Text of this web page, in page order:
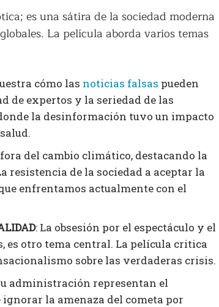
es una sátira de la sociedad moderna
La película aborda varios temas
cómo las noticias falsas pueden
de expertos y la seriedad de las
la desinformación tuvo un impacto
del cambio climático, destacando la
resistencia de la sociedad a aceptar la
enfrentamos actualmente con el
: La obsesión por el espectáculo y el
otro tema central. La película critica
sobre las verdaderas crisis.
administración representan el
la amenaza del cometa por